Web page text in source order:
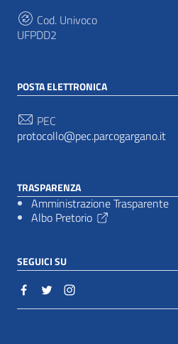
Cod. Univoco
UFPDD2
POSTA ELETTRONICA
PEC
protocollo@pec.parcogargano.it
TRASPARENZA
Amministrazione Trasparente
Albo Pretorio
SEGUICI SU